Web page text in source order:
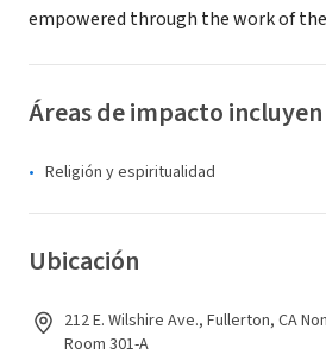
empowered through the work of
Áreas de impacto incluyen
Religión y espiritualidad
Ubicación
212 E. Wilshire Ave., Fullerton, CA
Room 301-A